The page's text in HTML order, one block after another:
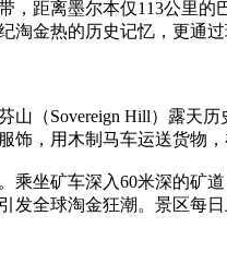
，距离墨尔本仅113公里
淘金热的历史记忆，更通
山（Sovereign Hill）露天
饰，用木制马车运送货物
乘坐矿车深入60米深的矿
发全球淘金狂潮。景区每